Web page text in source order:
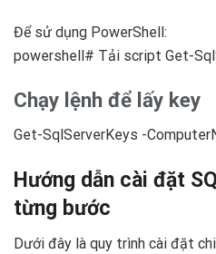
Để sử dụng PowerShell:
powershell# Tải script Get-
Chạy lệnh để lấy key
Get-SqlServerKeys -
Hướng dẫn cài đặt
từng bước
Dưới đây là quy trình cài đặt